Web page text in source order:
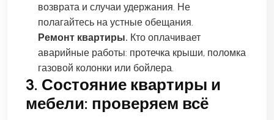
возврата и случаи удержания. Не
полагайтесь на устные обещания.
Ремонт квартиры. Кто оплачивает
аварийные работы: протечка крыши, поломка
газовой колонки или бойлера.
3. Состояние квартиры и
мебели: проверяем всё